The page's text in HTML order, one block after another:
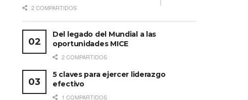
2 COMPARTIDOS
Del legado del Mundial a las
oportunidades MICE
2 COMPARTIDOS
5 claves para ejercer liderazgo
efectivo
1 COMPARTIDOS